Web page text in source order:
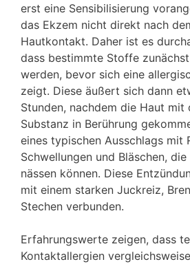
erst eine Sensibilisierung
das Ekzem nicht direkt nach
Hautkontakt. Daher ist es
dass bestimmte Stoffe
werden, bevor sich eine
zeigt. Diese äußert sich dann
Stunden, nachdem die Haut mit
Substanz in Berührung
eines typischen Ausschlags mit
Schwellungen und Bläschen,
nässen können. Diese
mit einem starken Juckreiz,
Stechen verbunden.
Erfahrungswerte zeigen, dass
Kontaktallergien